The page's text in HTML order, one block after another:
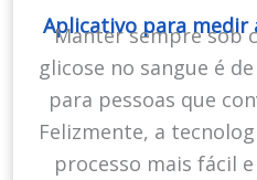
Aplicativo para medir
Manter sempre sob
glicose no sangue é
para pessoas que
Felizmente, a
processo mais fácil